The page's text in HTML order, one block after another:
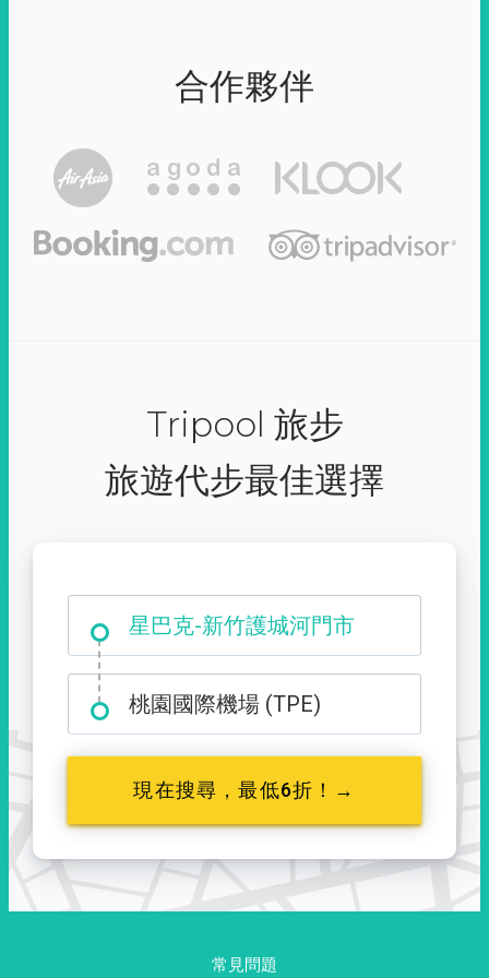
合作夥伴
Tripool 旅步
旅遊代步最佳選擇
星巴克-新竹護城河門市
大霸尖山登山口
桃園國際機場 (TPE)
現在搜尋，最低6折！→
常見問題